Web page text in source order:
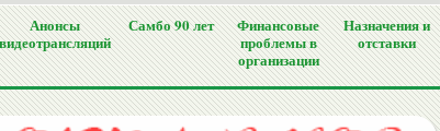
Анонсы
видеотрансляций
Самбо 90 лет
Финансовые
проблемы в
организации
Назначения и
отставки